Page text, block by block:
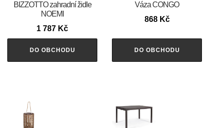
BIZZOTTO zahradní židle
NOEMI
1 787 Kč
DO OBCHODU
Váza CONGO
868 Kč
DO OBCHODU